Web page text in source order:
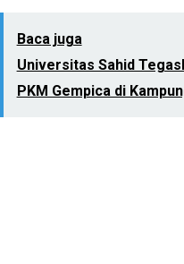
Baca juga
Universitas Sahid
PKM Gempica di